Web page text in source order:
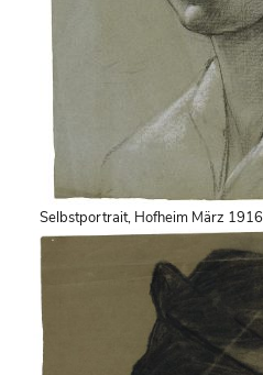
Selbstportrait, Hofheim März 1916